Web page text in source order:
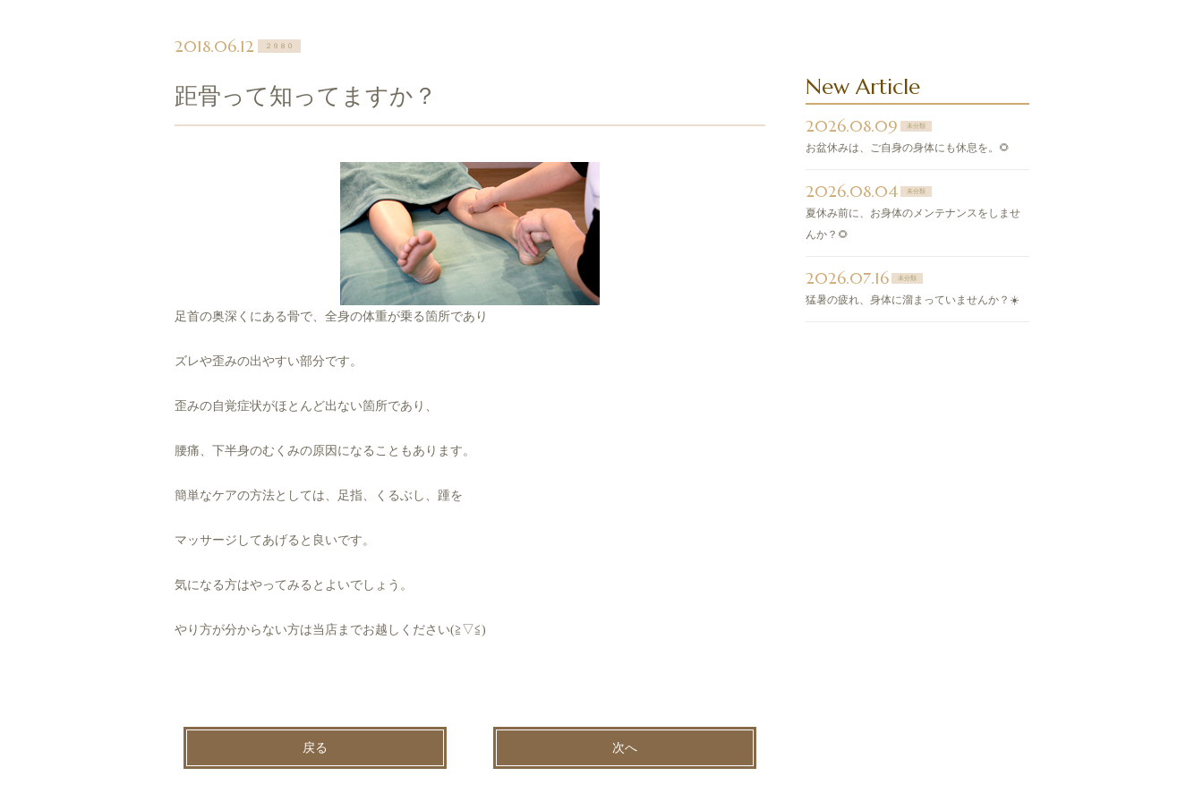
2018.06.12 ２９８０
距骨って知ってますか？
足首の奥深くにある骨で、全身の体重が乗る箇所であり
ズレや歪みの出やすい部分です。
歪みの自覚症状がほとんど出ない箇所であり、
腰痛、下半身のむくみの原因になることもあります。
簡単なケアの方法としては、足指、くるぶし、踵を
マッサージしてあげると良いです。
気になる方はやってみるとよいでしょう。
やり方が分からない方は当店までお越しください(≧▽≦)
戻る 次へ
New Article
2026.08.09 未分類
お盆休みは、ご自身の身体にも休息を。🌻
2026.08.04 未分類
夏休み前に、お身体のメンテナンスをしませ
んか？🌻
2026.07.16 未分類
猛暑の疲れ、身体に溜まっていませんか？☀️